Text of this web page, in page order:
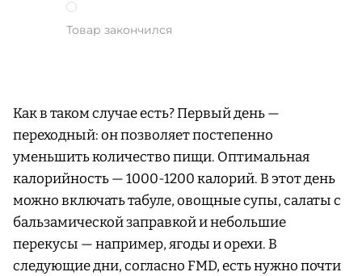
Товар закончился
Как в таком случае есть? Первый день —
переходный: он позволяет постепенно
уменьшить количество пищи. Оптимальная
калорийность — 1000-1200 калорий. В этот день
можно включать табуле, овощные супы, салаты с
бальзамической заправкой и небольшие
перекусы — например, ягоды и орехи. В
следующие дни, согласно FMD, есть нужно почти